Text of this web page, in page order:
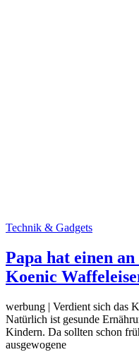
Technik & Gadgets
Papa hat einen
Koenic
werbung | Verdient sich das
Natürlich ist gesunde
Kindern. Da sollten schon
ausgewogene